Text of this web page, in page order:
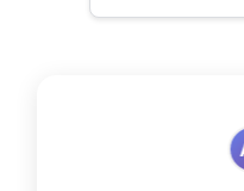
★★★★★